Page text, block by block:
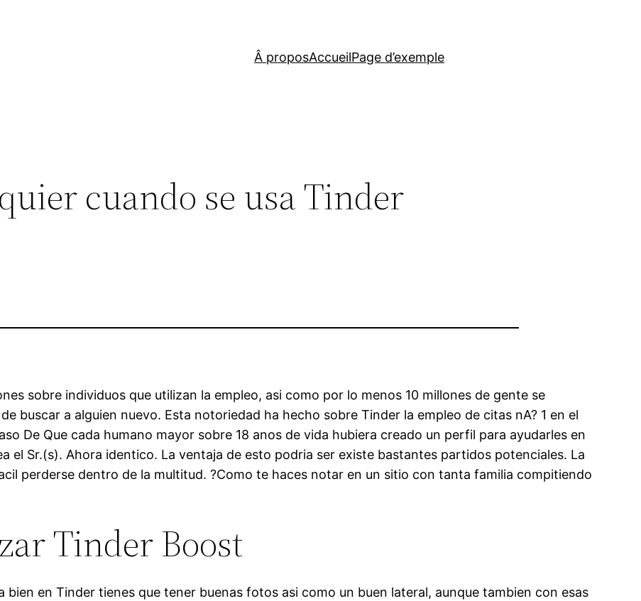
Â proposAccueilPage d’exemple
cuando se usa Tinder
sobre individuos que utilizan la empleo, asi­ como por lo menos 10 millones de gente se
buscar a alguien nuevo. Esta notoriedad ha hecho sobre Tinder la empleo de citas nA? 1 en el
De Que cada humano mayor sobre 18 anos de vida hubiera creado un perfil para ayudarles en
el Sr.(s). Ahora identico. La ventaja de esto podri­a ser existe bastantes partidos potenciales. La
perderse dentro de la multitud. ?Como te haces notar en un sitio con tanta familia compitiendo
Tinder Boost
en Tinder tienes que tener buenas fotos asi­ como un buen lateral, aunque tambien con esas